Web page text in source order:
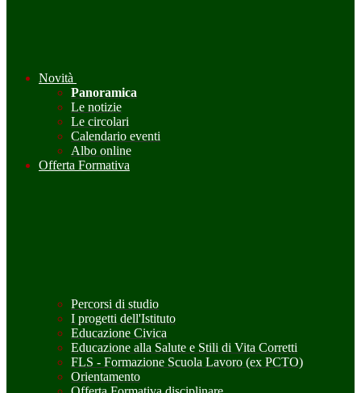
Novità
Panoramica
Le notizie
Le circolari
Calendario eventi
Albo online
Offerta Formativa
Percorsi di studio
I progetti dell'Istituto
Educazione Civica
Educazione alla Salute e Stili di Vita Corretti
FLS - Formazione Scuola Lavoro (ex PCTO)
Orientamento